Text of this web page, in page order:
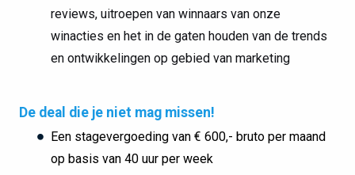
reviews, uitroepen van winnaars van onze
winacties en het in de gaten houden van de trends
en ontwikkelingen op gebied van marketing
De deal die je niet mag missen!
Een stagevergoeding van € 600,- bruto per maand
op basis van 40 uur per week